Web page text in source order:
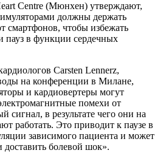
Centre (Мюнхен) утверждают,
должны держать
смартфонов, чтобы избежать
пауз в функции сердечных
Carsten Lennerz,
на конференции в Милане,
и кардиовертеры могут
помехи от
сигнал, в результате чего они на
работать. Это приводит к паузе в
зависимого пациента и может
болевой шок».